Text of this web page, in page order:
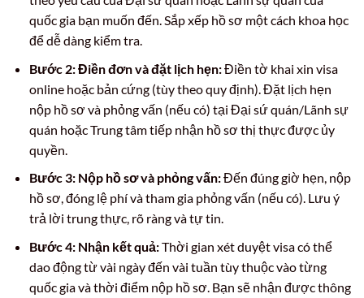
quốc gia bạn muốn đến. Sắp xếp hồ sơ một cách khoa học
để dễ dàng kiểm tra.
Bước 2: Điền đơn và đặt lịch hẹn:Điền tờ khai xin visa
online hoặc bản cứng (tùy theo quy định). Đặt lịch hẹn
nộp hồ sơ và phỏng vấn (nếu có) tại Đại sứ quán/Lãnh sự
quán hoặc Trung tâm tiếp nhận hồ sơ thị thực được ủy
quyền.
Bước 3: Nộp hồ sơ và phỏng vấn:Đến đúng giờ hẹn, nộp
hồ sơ, đóng lệ phí và tham gia phỏng vấn (nếu có). Lưu ý
trả lời trung thực, rõ ràng và tự tin.
Bước 4: Nhận kết quả:Thời gian xét duyệt visa có thể
dao động từ vài ngày đến vài tuần tùy thuộc vào từng
quốc gia và thời điểm nộp hồ sơ. Bạn sẽ nhận được thông